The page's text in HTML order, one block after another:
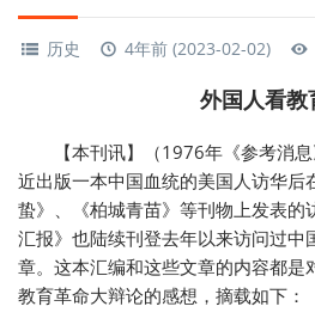
历史 4年前 (2023-02-02)
外国人看教
【本刊讯】（1976年《参考消
近出版一本中国血统的美国人访华后
蛰》、《柏城青苗》等刊物上发表的
汇报》也陆续刊登去年以来访问过中
章。这本汇编和这些文章的内容都是
教育革命大辩论的感想，摘载如下：